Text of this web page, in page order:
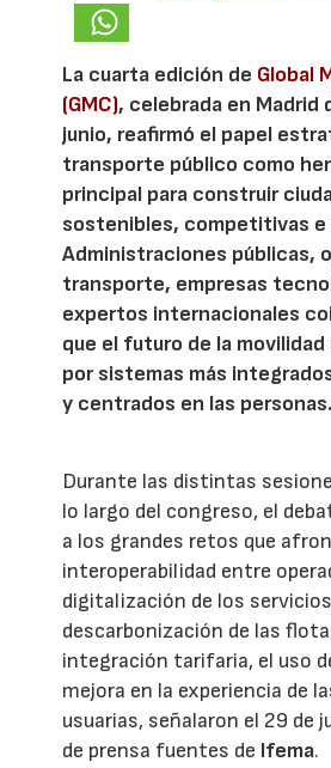
La cuarta edición de Global
(GMC), celebrada en Madrid
junio, reafirmó el papel
transporte público como
principal para construir
sostenibles, competitivas e
Administraciones públicas,
transporte, empresas
expertos internacionales
que el futuro de la movilidad
por sistemas más
y centrados en las personas.
Durante las distintas
lo largo del congreso, el
a los grandes retos que
interoperabilidad entre
digitalización de los
descarbonización de las
integración tarifaria, el uso
mejora en la experiencia de
usuarias, señalaron el 29 de
de prensa fuentes de Ifema.